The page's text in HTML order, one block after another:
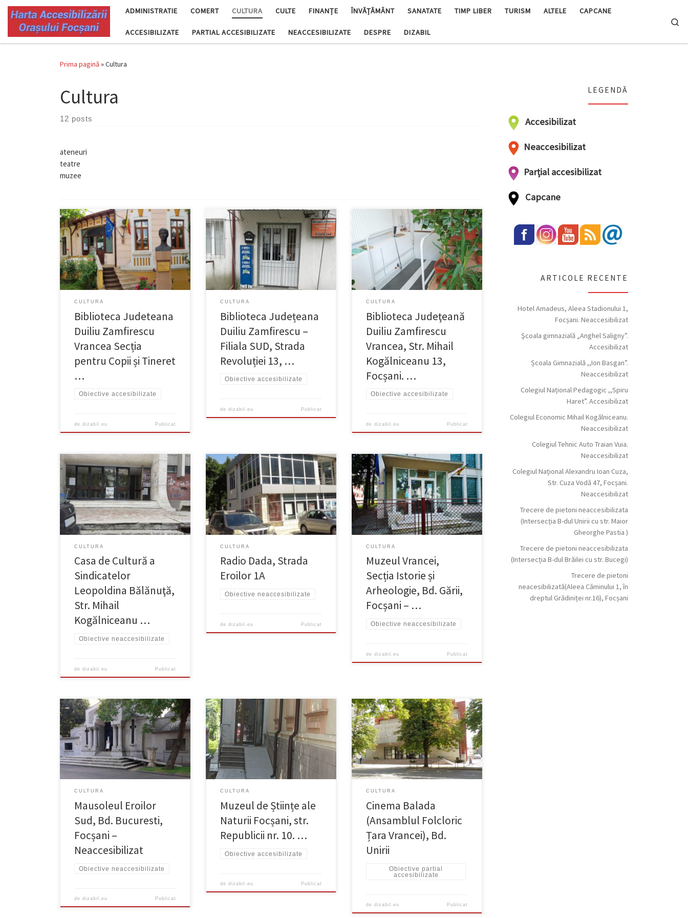
Skip to content ADMINISTRATIE COMERT CULTURA CULTE FINANȚE ÎNVĂȚĂMÂNT SANATATE TIMP LIBER TURISM ALTELE CAPCANE
ACCESIBILIZATE PARTIAL ACCESIBILIZATE NEACCESIBILIZATE DESPRE DIZABIL
Prima pagină»Cultura
Cultura
12 posts
ateneuri
teatre
muzee
Accesibilizat
CULTURA
Biblioteca Judeteana
Duiliu Zamfirescu
Vrancea Secția
pentru Copii și Tineret
…
Obiective accesibilizate
dedizabil.eu Publicat
Neaccesibilizat Nu este necesară
rampa. Accesul nu este restricționat.
CULTURA
Biblioteca Județeana
Duiliu Zamfirescu –
Filiala SUD, Strada
Revoluției 13, …
Obiective accesibilizate
dedizabil.eu Publicat
Accesibilizat Există rampă la exterior
și lift în interior. Nu există toaletă
accesibilizată.
CULTURA
Biblioteca Judeţeană
Duiliu Zamfirescu
Vrancea, Str. Mihail
Kogălniceanu 13,
Focșani. …
Obiective accesibilizate
dedizabil.eu Publicat
Neaccesibilizat Nu există rampă.
CULTURA
Casa de Cultură a
Sindicatelor
Leopoldina Bălănuţă,
Str. Mihail
Kogălniceanu …
Obiective neaccesibilizate
dedizabil.eu Publicat
Neaccesibilizat
CULTURA
Radio Dada, Strada
Eroilor 1A
Obiective neaccesibilizate
dedizabil.eu Publicat
Neaccesibilizat
CULTURA
Muzeul Vrancei,
Secția Istorie și
Arheologie, Bd. Gării,
Focșani – …
Obiective neaccesibilizate
dedizabil.eu Publicat
Neaccesibilizat Există rampă Accesul
în interior este restricționat de trepte.
CULTURA
Mausoleul Eroilor
Sud, Bd. Bucuresti,
Focșani –
Neaccesibilizat
Obiective neaccesibilizate
dedizabil.eu Publicat
Există rampă funcțională. Accesul
interior nu este restricționat.
CULTURA
Muzeul de Științe ale
Naturii Focșani, str.
Republicii nr. 10. …
Obiective accesibilizate
dedizabil.eu Publicat
Partial Accesibilizat Există un elevator
pentru persoanele în fotolii rulante
manuale
CULTURA
Cinema Balada
(Ansamblul Folcloric
Țara Vrancei), Bd.
Unirii
Obiective partial
accesibilizate
dedizabil.eu Publicat
LEGENDĂ
Accesibilizat
Neaccesibilizat
Parțial accesibilizat
Capcane
ARTICOLE RECENTE
Hotel Amadeus, Aleea Stadionului 1,
Focșani. Neaccesibilizat
Şcoala gimnazială „Anghel Saligny”.
Accesibilizat
Școala Gimnazială ,,Ion Basgan”.
Neaccesibilizat
Colegiul Național Pedagogic ,,Spiru
Haret”. Accesibilizat
Colegiul Economic Mihail Kogălniceanu.
Neaccesibilizat
Colegiul Tehnic Auto Traian Vuia.
Neaccesibilizat
Colegiul Naţional Alexandru Ioan Cuza,
Str. Cuza Vodă 47, Focșani.
Neaccesibilizat
Trecere de pietoni neaccesibilizata
(Intersecția B-dul Unirii cu str. Maior
Gheorghe Pastia )
Trecere de pietoni neaccesibilizata
(Intersecția B-dul Brăilei cu str. Bucegi)
Trecere de pietoni
neacesibilizată(Aleea Căminului 1, în
dreptul Grădiniței nr.16), Focșani